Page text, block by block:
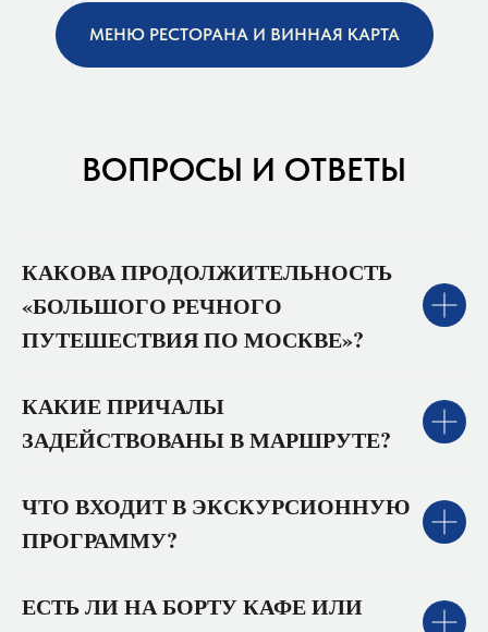
МЕНЮ РЕСТОРАНА И ВИННАЯ КАРТА
ВОПРОСЫ И ОТВЕТЫ
КАКОВА ПРОДОЛЖИТЕЛЬНОСТЬ
«БОЛЬШОГО РЕЧНОГО
ПУТЕШЕСТВИЯ ПО МОСКВЕ»?
КАКИЕ ПРИЧАЛЫ
ЗАДЕЙСТВОВАНЫ В МАРШРУТЕ?
ЧТО ВХОДИТ В ЭКСКУРСИОННУЮ
ПРОГРАММУ?
ЕСТЬ ЛИ НА БОРТУ КАФЕ ИЛИ